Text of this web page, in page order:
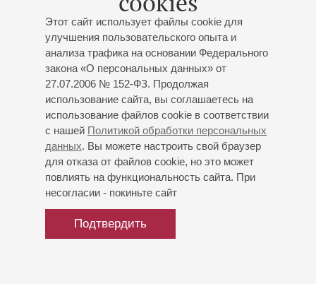
Этот сайт использует файлы cookie для
улучшения пользовательского опыта и
анализа трафика на основании Федерального
закона «О персональных данных» от
27.07.2006 № 152-ФЗ. Продолжая
использование сайта, вы соглашаетесь на
использование файлов cookie в соответствии
с нашей Политикой обработки персональных
данных. Вы можете настроить свой браузер
для отказа от файлов cookie, но это может
повлиять на функциональность сайта. При
несогласии - покиньте сайт
Подтвердить